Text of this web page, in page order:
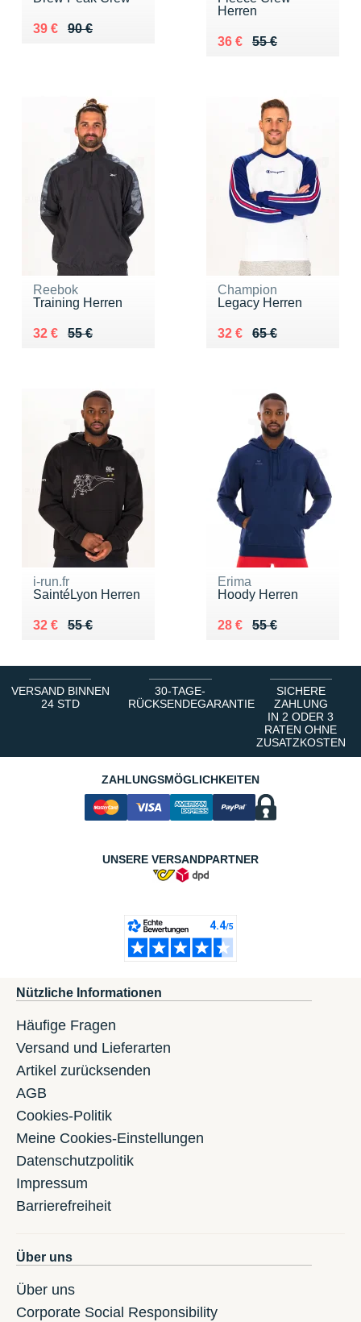
90 €
Au lieu de 90 €
39 €
Vendu 39 €
Herren
55 €
Au lieu de 55 €
36 €
Vendu 36 €
Reebok
Training Herren
55 €
Au lieu de 55 €
32 €
Vendu 32 €
Champion
Legacy Herren
65 €
Au lieu de 65 €
32 €
Vendu 32 €
i-run.fr
SaintéLyon Herren
55 €
Au lieu de 55 €
32 €
Vendu 32 €
Erima
Hoody Herren
55 €
Au lieu de 55 €
28 €
Vendu 28 €
VERSAND BINNEN
24 STD
30-TAGE-
RÜCKSENDEGARANTIE
SICHERE
ZAHLUNG
IN 2 ODER 3
RATEN OHNE
ZUSATZKOSTEN
ZAHLUNGSMÖGLICHKEITEN
UNSERE VERSANDPARTNER
Nützliche Informationen
Häufige Fragen
Versand und Lieferarten
Artikel zurücksenden
AGB
Cookies-Politik
Meine Cookies-Einstellungen
Datenschutzpolitik
Impressum
Barrierefreiheit
Über uns
Über uns
Corporate Social Responsibility